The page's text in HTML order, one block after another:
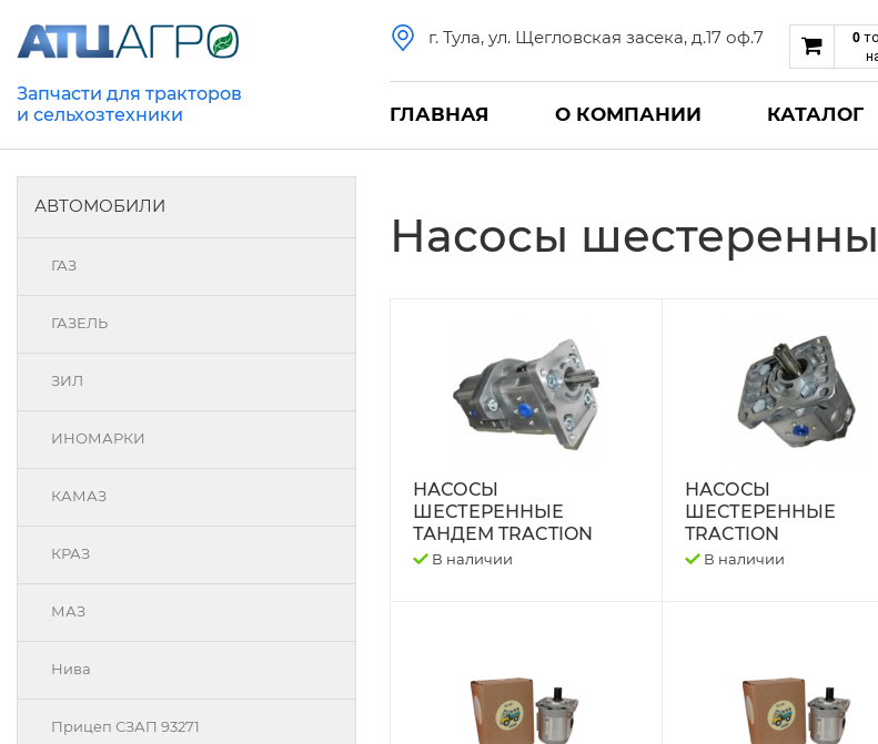
Запчасти для тракторов
и сельхозтехники
г. Тула, ул. Щегловская засека, д.17 оф.7 0
ГЛАВНАЯ О КОМПАНИИ КАТАЛОГ
АВТОМОБИЛИ
ГАЗ
ГАЗЕЛЬ
ЗИЛ
ИНОМАРКИ
КАМАЗ
КРАЗ
МАЗ
Нива
Прицеп СЗАП 93271
Насосы
НАСОСЫ
ШЕСТЕРЕННЫЕ
ТАНДЕМ TRACTION
В наличии
НАСОСЫ
ШЕСТЕРЕННЫЕ
TRACTION
В наличии